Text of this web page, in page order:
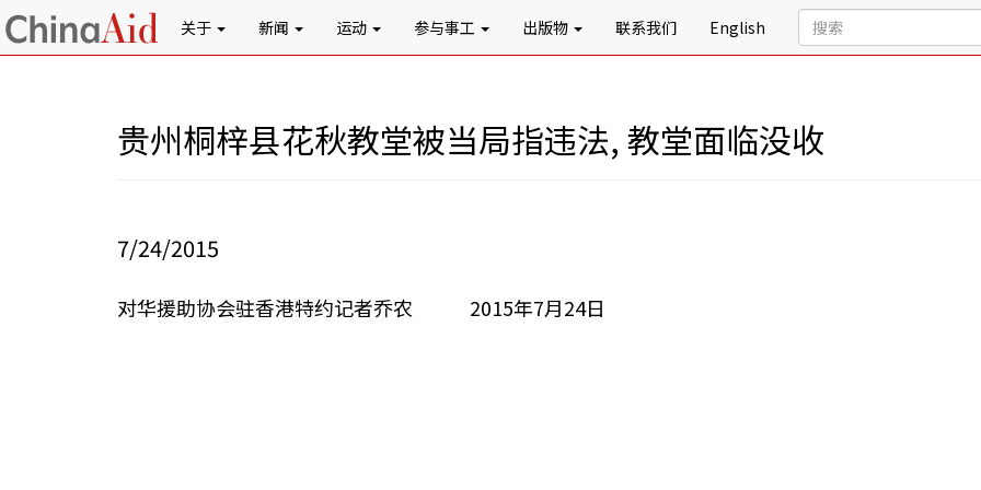
关于 新闻 运动 参与事工 出版物 联系我们 English
贵州桐梓县花秋教堂被当局指违法, 教堂面临没收
7/24/2015
对华援助协会驻香港特约记者乔农 2015年7月24日